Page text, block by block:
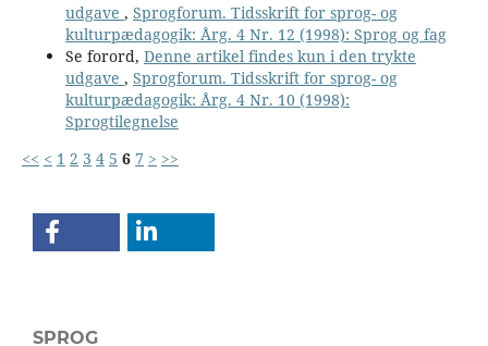
udgave , Sprogforum. Tidsskrift for sprog- og
kulturpædagogik: Årg. 4 Nr. 12 (1998): Sprog og fag
Se forord, Denne artikel findes kun i den trykte
udgave , Sprogforum. Tidsskrift for sprog- og
kulturpædagogik: Årg. 4 Nr. 10 (1998):
Sprogtilegnelse
<< < 1 2 3 4 5 6 7 > >>
SPROG